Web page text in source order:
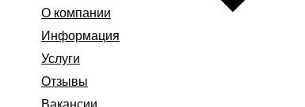
О компании
Информация
Услуги
Отзывы